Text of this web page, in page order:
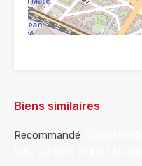
Biens similaires
Recommandé